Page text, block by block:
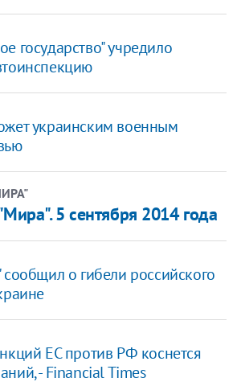
государство" учредило
украинским военным
5 сентября 2014 года
о гибели российского
ЕС против РФ коснется
- Financial Times